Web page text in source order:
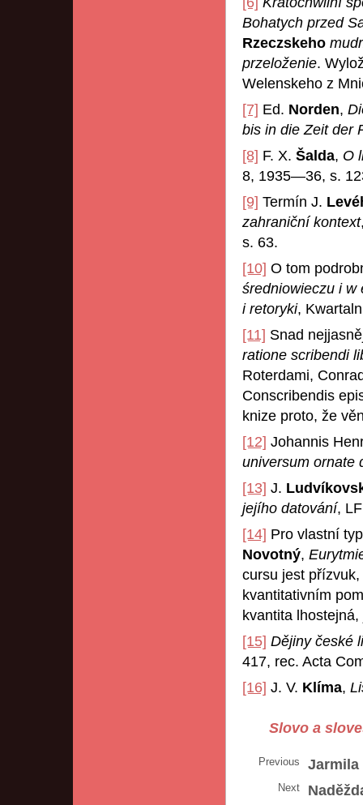
Bohatych przed
Rzeczskeho
przeloženie.
Welenskeho z
[7] Ed. Norden,
bis in die Zeit der
[8] F. X. Šalda, O
8, 1935—36, s.
[9] Termín J.
zahraniční kontext
s. 63.
[10] O tom
średniowieczu i w
i retoryki,
[11] Snad
ratione scribendi
Roterdami,
Conscribendis
knize proto, že
[12] Johannis
universum
[13] J.
jejího datování,
[14] Pro vlastní
Novotný,
cursu jest
kvantitativním
kvantita
[15] Dějiny české
417, rec. Acta
[16] J. V. Klíma,
Slovo a
Previous Jarmila
Next